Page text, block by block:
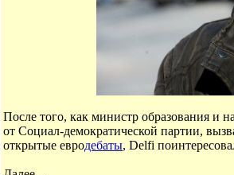
После того, как министр образования и
от Социал-демократической партии,
открытые евродебаты, Delfi